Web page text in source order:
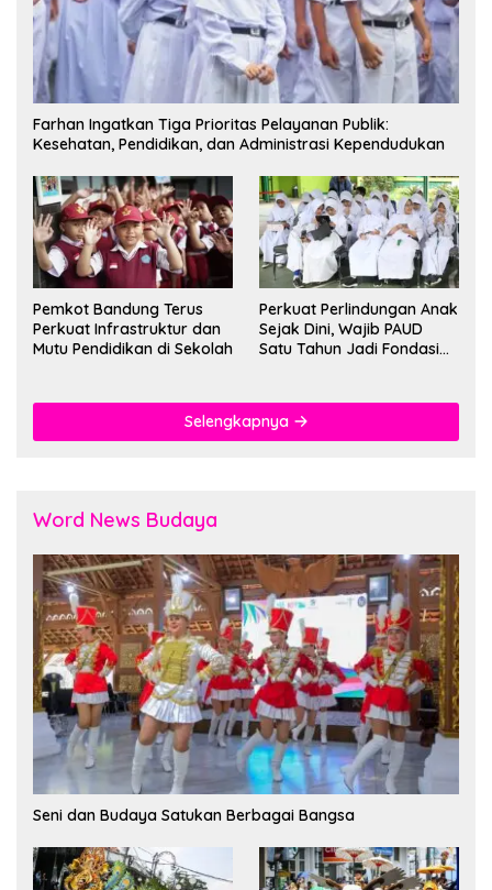
Farhan Ingatkan Tiga Prioritas Pelayanan Publik:
Kesehatan, Pendidikan, dan Administrasi Kependudukan
Pemkot Bandung Terus
Perkuat Infrastruktur dan
Mutu Pendidikan di Sekolah
Perkuat Perlindungan Anak
Sejak Dini, Wajib PAUD
Satu Tahun Jadi Fondasi
Selengkapnya
Word News Budaya
Seni dan Budaya Satukan Berbagai Bangsa